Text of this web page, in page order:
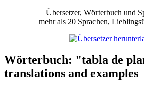
Übersetzer, Wörterbuch und
mehr als 20 Sprachen,
Wörterbuch: "tabla de
translations and examples